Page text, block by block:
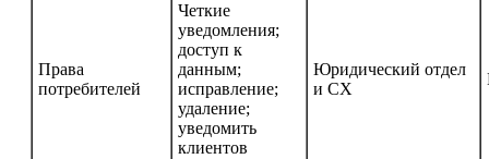
Права
потребителей
Четкие
уведомления;
доступ к
данным;
исправление;
удаление;
уведомить
клиентов
Юридический отдел
и CX